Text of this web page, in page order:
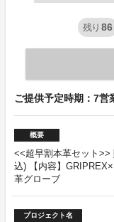
残り 86
ご提供予定時期：7営
概要
<<超早割本革セット
込) 【内容】
革グローブ
プロジェクト名